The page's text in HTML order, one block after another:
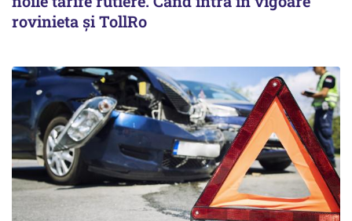
rovinieta și TollRo